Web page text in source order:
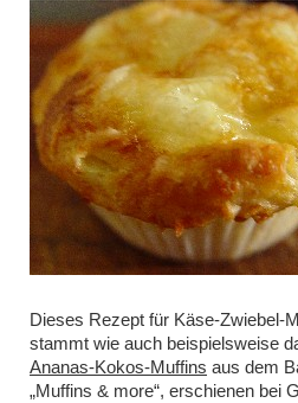
Dieses Rezept für Käse-Zwiebel-
stammt wie auch beispielsweise
Ananas-Kokos-Muffins aus dem
„Muffins & more“, erschienen bei